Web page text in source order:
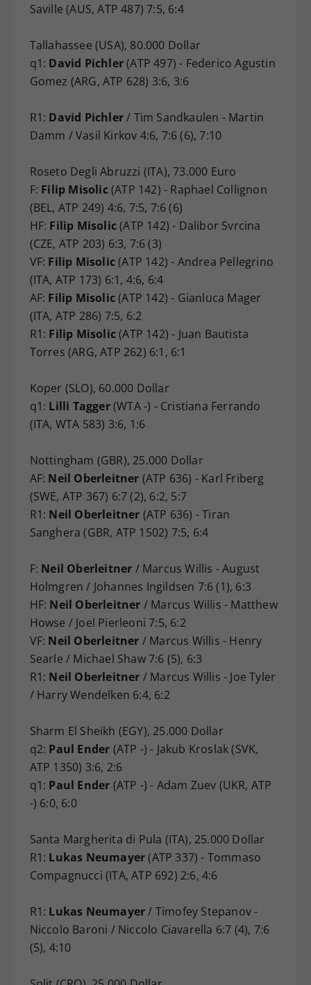
Saville (AUS, ATP 487) 7:5, 6:4
Tallahassee (USA), 80.000 Dollar
q1: David Pichler(ATP 497) - Federico Agustin
Gomez (ARG, ATP 628) 3:6, 3:6
R1: David Pichler/ Tim Sandkaulen - Martin
Damm / Vasil Kirkov 4:6, 7:6 (6), 7:10
Roseto Degli Abruzzi (ITA), 73.000 Euro
F: Filip Misolic(ATP 142) - Raphael Collignon
(BEL, ATP 249) 4:6, 7:5, 7:6 (6)
HF: Filip Misolic(ATP 142) - Dalibor Svrcina
(CZE, ATP 203) 6:3, 7:6 (3)
VF: Filip Misolic(ATP 142) - Andrea Pellegrino
(ITA, ATP 173) 6:1, 4:6, 6:4
AF: Filip Misolic(ATP 142) - Gianluca Mager
(ITA, ATP 286) 7:5, 6:2
R1: Filip Misolic(ATP 142) - Juan Bautista
Torres (ARG, ATP 262) 6:1, 6:1
Koper (SLO), 60.000 Dollar
q1: Lilli Tagger(WTA -) - Cristiana Ferrando
(ITA, WTA 583) 3:6, 1:6
Nottingham (GBR), 25.000 Dollar
AF: Neil Oberleitner (ATP 636) - Karl Friberg
(SWE, ATP 367) 6:7 (2), 6:2, 5:7
R1: Neil Oberleitner (ATP 636) - Tiran
Sanghera (GBR, ATP 1502) 7:5, 6:4
F: Neil Oberleitner / Marcus Willis - August
Holmgren / Johannes Ingildsen 7:6 (1), 6:3
HF: Neil Oberleitner / Marcus Willis - Matthew
Howse / Joel Pierleoni 7:5, 6:2
VF: Neil Oberleitner / Marcus Willis - Henry
Searle / Michael Shaw 7:6 (5), 6:3
R1: Neil Oberleitner / Marcus Willis - Joe Tyler
/ Harry Wendelken 6:4, 6:2
Sharm El Sheikh (EGY), 25.000 Dollar
q2: Paul Ender (ATP -) - Jakub Kroslak (SVK,
ATP 1350) 3:6, 2:6
q1: Paul Ender (ATP -) - Adam Zuev (UKR, ATP
-) 6:0, 6:0
Santa Margherita di Pula (ITA), 25.000 Dollar
R1: Lukas Neumayer(ATP 337) - Tommaso
Compagnucci (ITA, ATP 692) 2:6, 4:6
R1: Lukas Neumayer/ Timofey Stepanov -
Niccolo Baroni / Niccolo Ciavarella 6:7 (4), 7:6
(5), 4:10